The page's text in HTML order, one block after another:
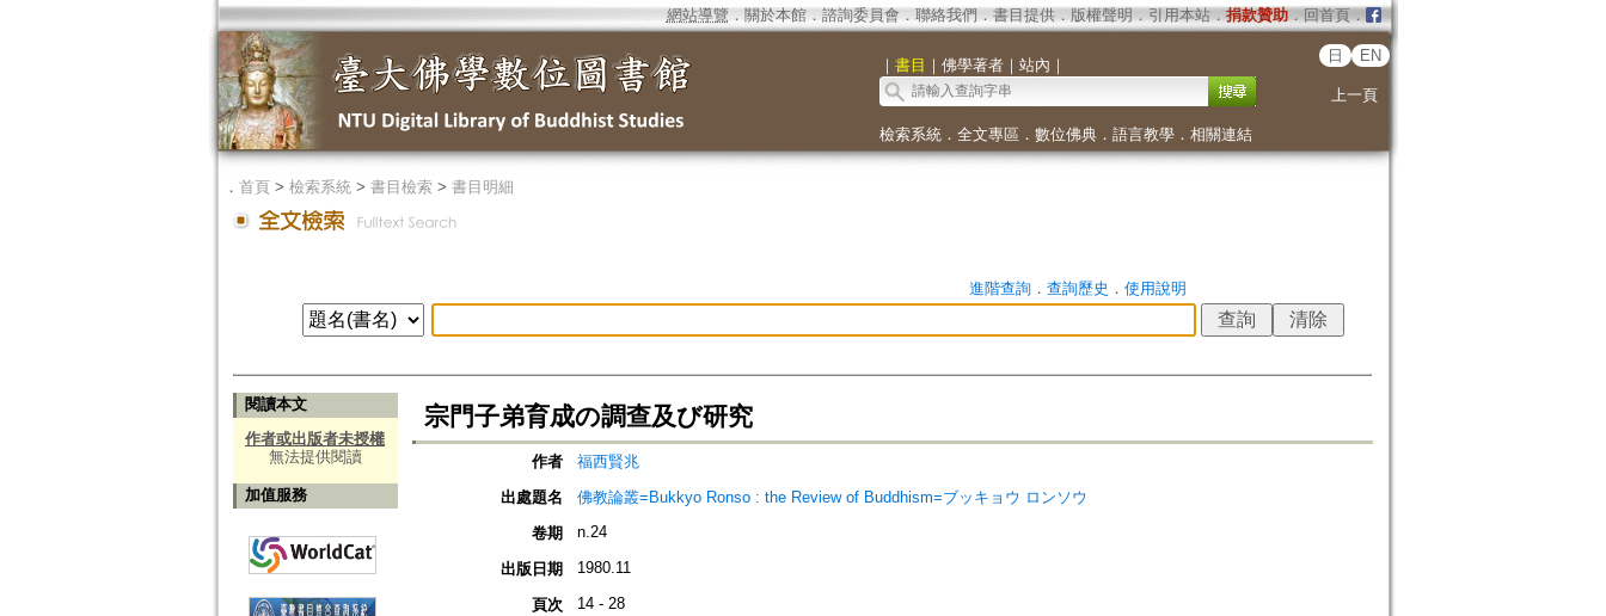
網站導覽 ． 關於本館． 諮詢委員會． 聯絡我們 ． 書目提供． 版權聲明 ． 引用本站． 捐款贊助．回首頁．
｜ 書目 ｜ 佛學著者｜ 站內 ｜
日 EN
上一頁
檢索系統． 全文專區 ． 數位佛典． 語言教學． 相關連結
． 首頁> 檢索系統> 書目檢索> 書目明細
進階查詢． 查詢歷史 ． 使用說明
閱讀本文
作者或出版者未授權
無法提供閱讀
加值服務
宗門子弟育成の調查及び研究
作者
福西賢兆
出處題名
佛教論叢=Bukkyo Ronso : the Review of Buddhism=ブッキョウ ロンソウ
卷期
n.24
出版日期 1980.11
頁次 14 - 28